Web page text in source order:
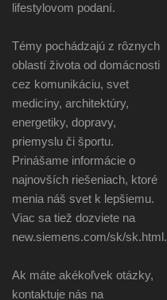
lifestylovom podaní.
Témy pochádzajú z rôznych
oblastí života od domácnosti
cez komunikáciu, svet
medicíny, architektúry,
energetiky, dopravy,
priemyslu či športu.
Prinášame informácie o
najnovších riešeniach, ktoré
menia náš svet k lepšiemu.
Viac sa tiež dozviete na
new.siemens.com/sk/sk.html.
Ak máte akékoľvek otázky,
kontaktuje nás na